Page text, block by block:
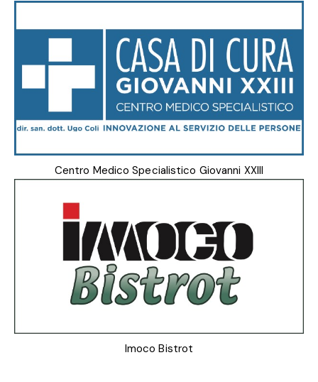
Centro Medico Specialistico Giovanni XXIII
Imoco Bistrot